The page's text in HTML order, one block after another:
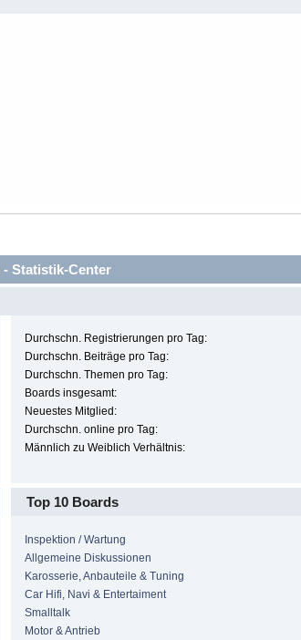
Statistik-Center
Durchschn. Registrierungen pro Tag:
Durchschn. Beiträge pro Tag:
Durchschn. Themen pro Tag:
Boards insgesamt:
Neuestes Mitglied:
Durchschn. online pro Tag:
Männlich zu Weiblich Verhältnis:
Top 10 Boards
Inspektion / Wartung
Allgemeine Diskussionen
Karosserie, Anbauteile & Tuning
Car Hifi, Navi & Entertaiment
Smalltalk
Motor & Antrieb